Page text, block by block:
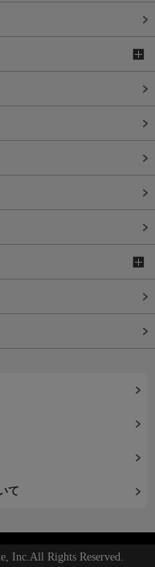
て
Inc.All Rights Reserved.